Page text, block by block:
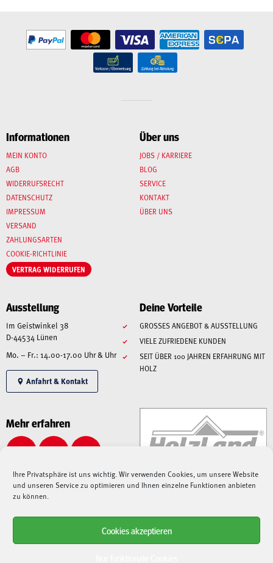
Ihre Privatsphäre ist uns wichtig. Wir verwenden Cookies, um unsere Website
und unseren Service zu optimieren und Ihnen einzelne Funktionen anbieten
zu können.
Cookies akzeptieren
Informationen
MEIN KONTO
AGB
WIDERRUFSRECHT
DATENSCHUTZ
IMPRESSUM
VERSAND
ZAHLUNGSARTEN
COOKIE-RICHTLINIE
VERTRAG WIDERRUFEN
Über uns
JOBS / KARRIERE
BLOG
SERVICE
KONTAKT
ÜBER UNS
Ausstellung
Im Geistwinkel 38
D-44534 Lünen
Mo. – Fr.: 14.00-17.00 Uhr & Uhr
Anfahrt & Kontakt
Deine Vorteile
GROSSES ANGEBOT & AUSSTELLUNG
VIELE ZUFRIEDENE KUNDEN
SEIT ÜBER 100 JAHREN ERFAHRUNG MIT
HOLZ
Mehr erfahren
Alle angegebenen Preise sind Gesamtpreise inkl. MwSt., zzgl. Liefer-/Versandkosten.